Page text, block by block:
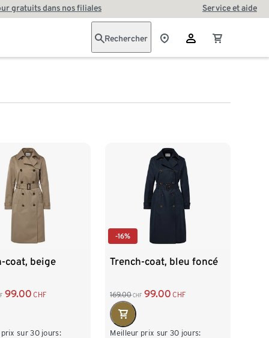
gratuits dans nos filiales Service et aide
Rechercher
coat, beige
99.00 CHF
sur 30 jours:
-16%
Trench-coat, bleu foncé
169.00 CHF 99.00 CHF
Meilleur prix sur 30 jours: